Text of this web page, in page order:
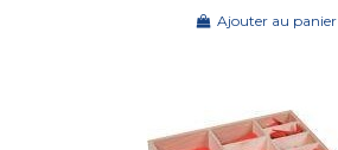
Ajouter au panier